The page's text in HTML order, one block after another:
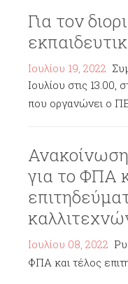
Για τον
Ιουλίου 19, 2022
Ιουλίου στις 13.00,
που οργανώνει ο
για το ΦΠΑ
Ιουλίου 08, 2022
ΦΠΑ και τέλος